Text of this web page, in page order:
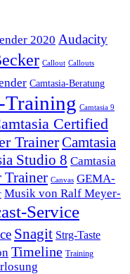
2020 Audacity
Callout Callouts
Camtasia-Beratung
Training Camtasia 9
Certified
TrainerCamtasia
Studio 8 Camtasia
Trainer Canvas GEMA-
Musik von Ralf Meyer-
Service
Snagit Strg-Taste
Timeline Training